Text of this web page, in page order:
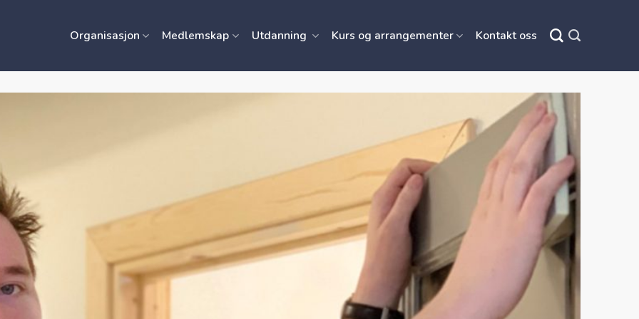
Organisasjon Medlemskap Utdanning Kurs og arrangementer Kontakt oss